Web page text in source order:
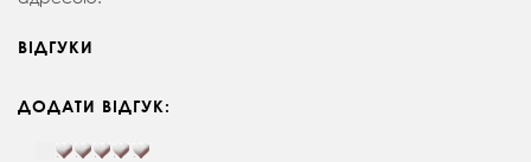
ВІДГУКИ
ДОДАТИ ВІДГУК: